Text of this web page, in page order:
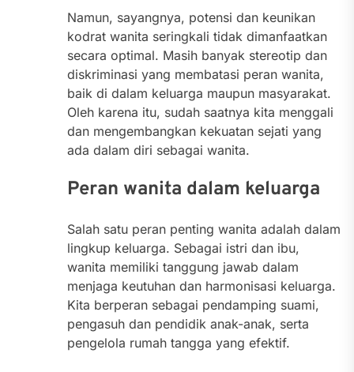
Namun, sayangnya, potensi dan keunikan
kodrat wanita seringkali tidak dimanfaatkan
secara optimal. Masih banyak stereotip dan
diskriminasi yang membatasi peran wanita,
baik di dalam keluarga maupun masyarakat.
Oleh karena itu, sudah saatnya kita menggali
dan mengembangkan kekuatan sejati yang
ada dalam diri sebagai wanita.
Peran wanita dalam keluarga
Salah satu peran penting wanita adalah dalam
lingkup keluarga. Sebagai istri dan ibu,
wanita memiliki tanggung jawab dalam
menjaga keutuhan dan harmonisasi keluarga.
Kita berperan sebagai pendamping suami,
pengasuh dan pendidik anak-anak, serta
pengelola rumah tangga yang efektif.